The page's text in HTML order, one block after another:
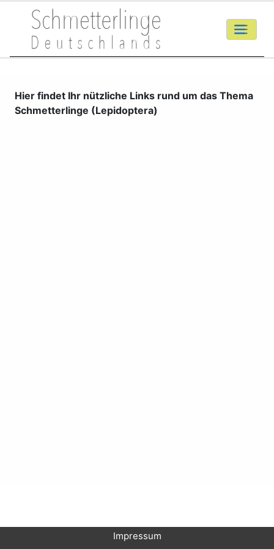
Hier findet Ihr nützliche Links rund um das Thema
Schmetterlinge (Lepidoptera)
Impressum